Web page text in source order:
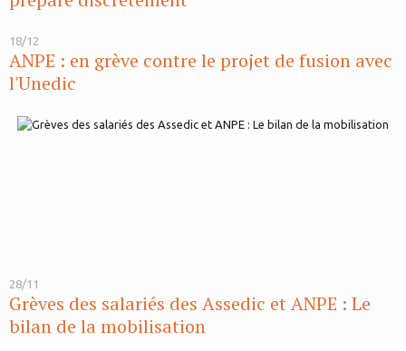
18/12
ANPE : en grève contre le projet de fusion avec
l'Unedic
28/11
Grèves des salariés des Assedic et ANPE : Le
bilan de la mobilisation